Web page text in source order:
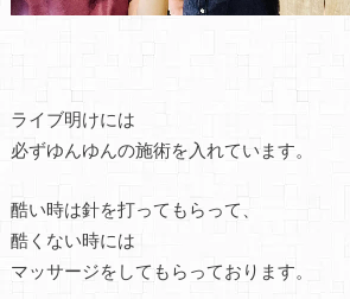
ライブ明けには
必ずゆんゆんの施術を入れています。
酷い時は針を打ってもらって、
酷くない時には
マッサージをしてもらっております。